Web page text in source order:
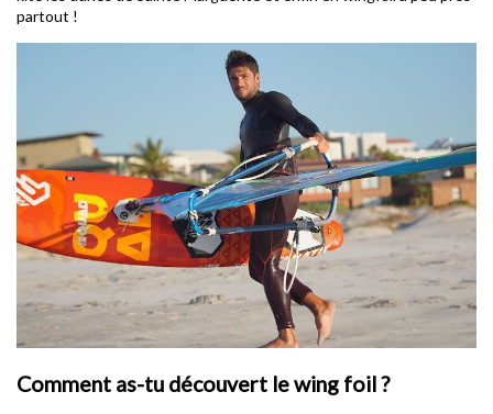
partout !
Comment as-tu découvert le wing foil ?